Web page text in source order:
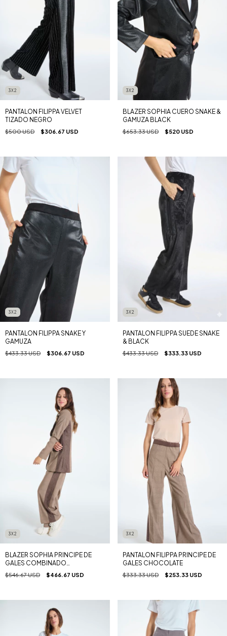
3X2
PANTALON FILIPPA VELVET
TIZADO NEGRO
$500 USD $306.67 USD
3X2
BLAZER SOPHIA CUERO SNAKE &
GAMUZA BLACK
$653.33 USD $520 USD
3X2
PANTALON FILIPPA SNAKE Y
GAMUZA
$433.33 USD $306.67 USD
3X2
PANTALON FILIPPA SUEDE SNAKE
& BLACK
$433.33 USD $333.33 USD
3X2
BLAZER SOPHIA PRINCIPE DE
GALES COMBINADO
CHOCOLATE
$546.67 USD $466.67 USD
3X2
PANTALON FILIPPA PRINCIPE DE
GALES CHOCOLATE
$333.33 USD $253.33 USD